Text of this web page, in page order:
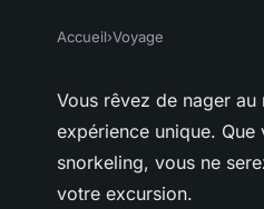
le
à
Accueil›Voyage
Vous rêvez de nager
expérience unique.
snorkeling, vous ne
votre excursion.